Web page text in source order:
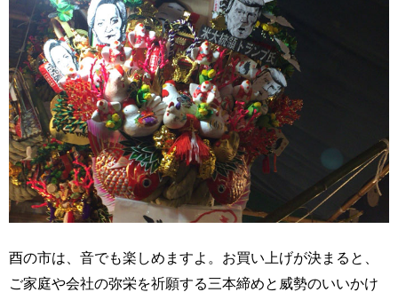
酉の市は、音でも楽しめますよ。お買い上げが決まると、
ご家庭や会社の弥栄を祈願する三本締めと威勢のいいかけ